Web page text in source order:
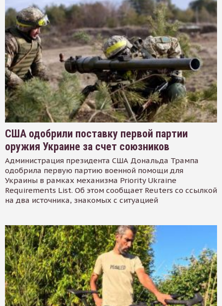
США одобрили поставку первой партии
оружия Украине за счет союзников
Администрация президента США Дональда Трампа
одобрила первую партию военной помощи для
Украины в рамках механизма Priority Ukraine
Requirements List. Об этом сообщает Reuters со ссылкой
на два источника, знакомых с ситуацией